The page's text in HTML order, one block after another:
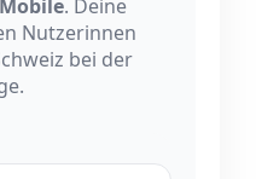
. Deine
Nutzerinnen
bei der